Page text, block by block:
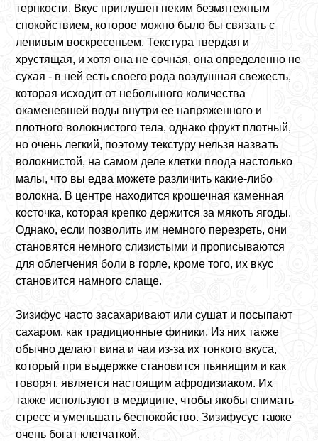
терпкости. Вкус приглушен неким безмятежным
спокойствием, которое можно было бы связать с
ленивым воскресеньем. Текстура твердая и
хрустящая, и хотя она не сочная, она определенно не
сухая - в ней есть своего рода воздушная свежесть,
которая исходит от небольшого количества
окаменевшей воды внутри ее напряженного и
плотного волокнистого тела, однако фрукт плотный,
но очень легкий, поэтому текстуру нельзя назвать
волокнистой, на самом деле клетки плода настолько
малы, что вы едва можете различить какие-либо
волокна. В центре находится крошечная каменная
косточка, которая крепко держится за мякоть ягоды.
Однако, если позволить им немного перезреть, они
становятся немного слизистыми и прописываются
для облегчения боли в горле, кроме того, их вкус
становится намного слаще.
Зизифус часто засахаривают или сушат и посыпают
сахаром, как традиционные финики. Из них также
обычно делают вина и чаи из-за их тонкого вкуса,
который при выдержке становится пьянящим и как
говорят, является настоящим афродизиаком. Их
также используют в медицине, чтобы якобы снимать
стресс и уменьшать беспокойство. Зизифусус также
очень богат клетчаткой.